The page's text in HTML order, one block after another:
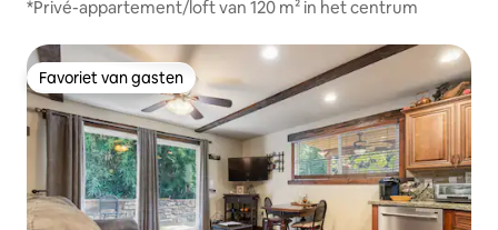
*Privé-appartement/loft van 120 m² in het centrum
Favoriet van gasten
Favoriet van gasten